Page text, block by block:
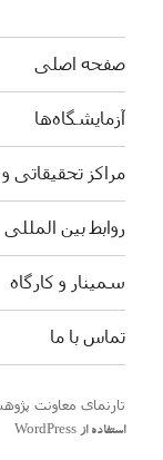
صفحه اصلی
آزمایشگاه‌ها
مراکز تحقیقاتی
روابط بین المللی
سمینار و کارگاه
تماس با ما
تارنمای معاونت
استفاده از WordPress